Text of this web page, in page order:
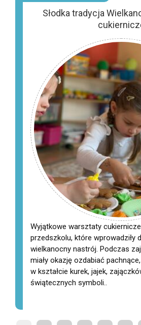
Słodka tradycja
Wyjątkowe warsztaty
przedszkolu, które wprowadziły
wielkanocny nastrój. Podczas
miały okazję ozdabiać
w kształcie kurek, jajek,
świątecznych symboli..